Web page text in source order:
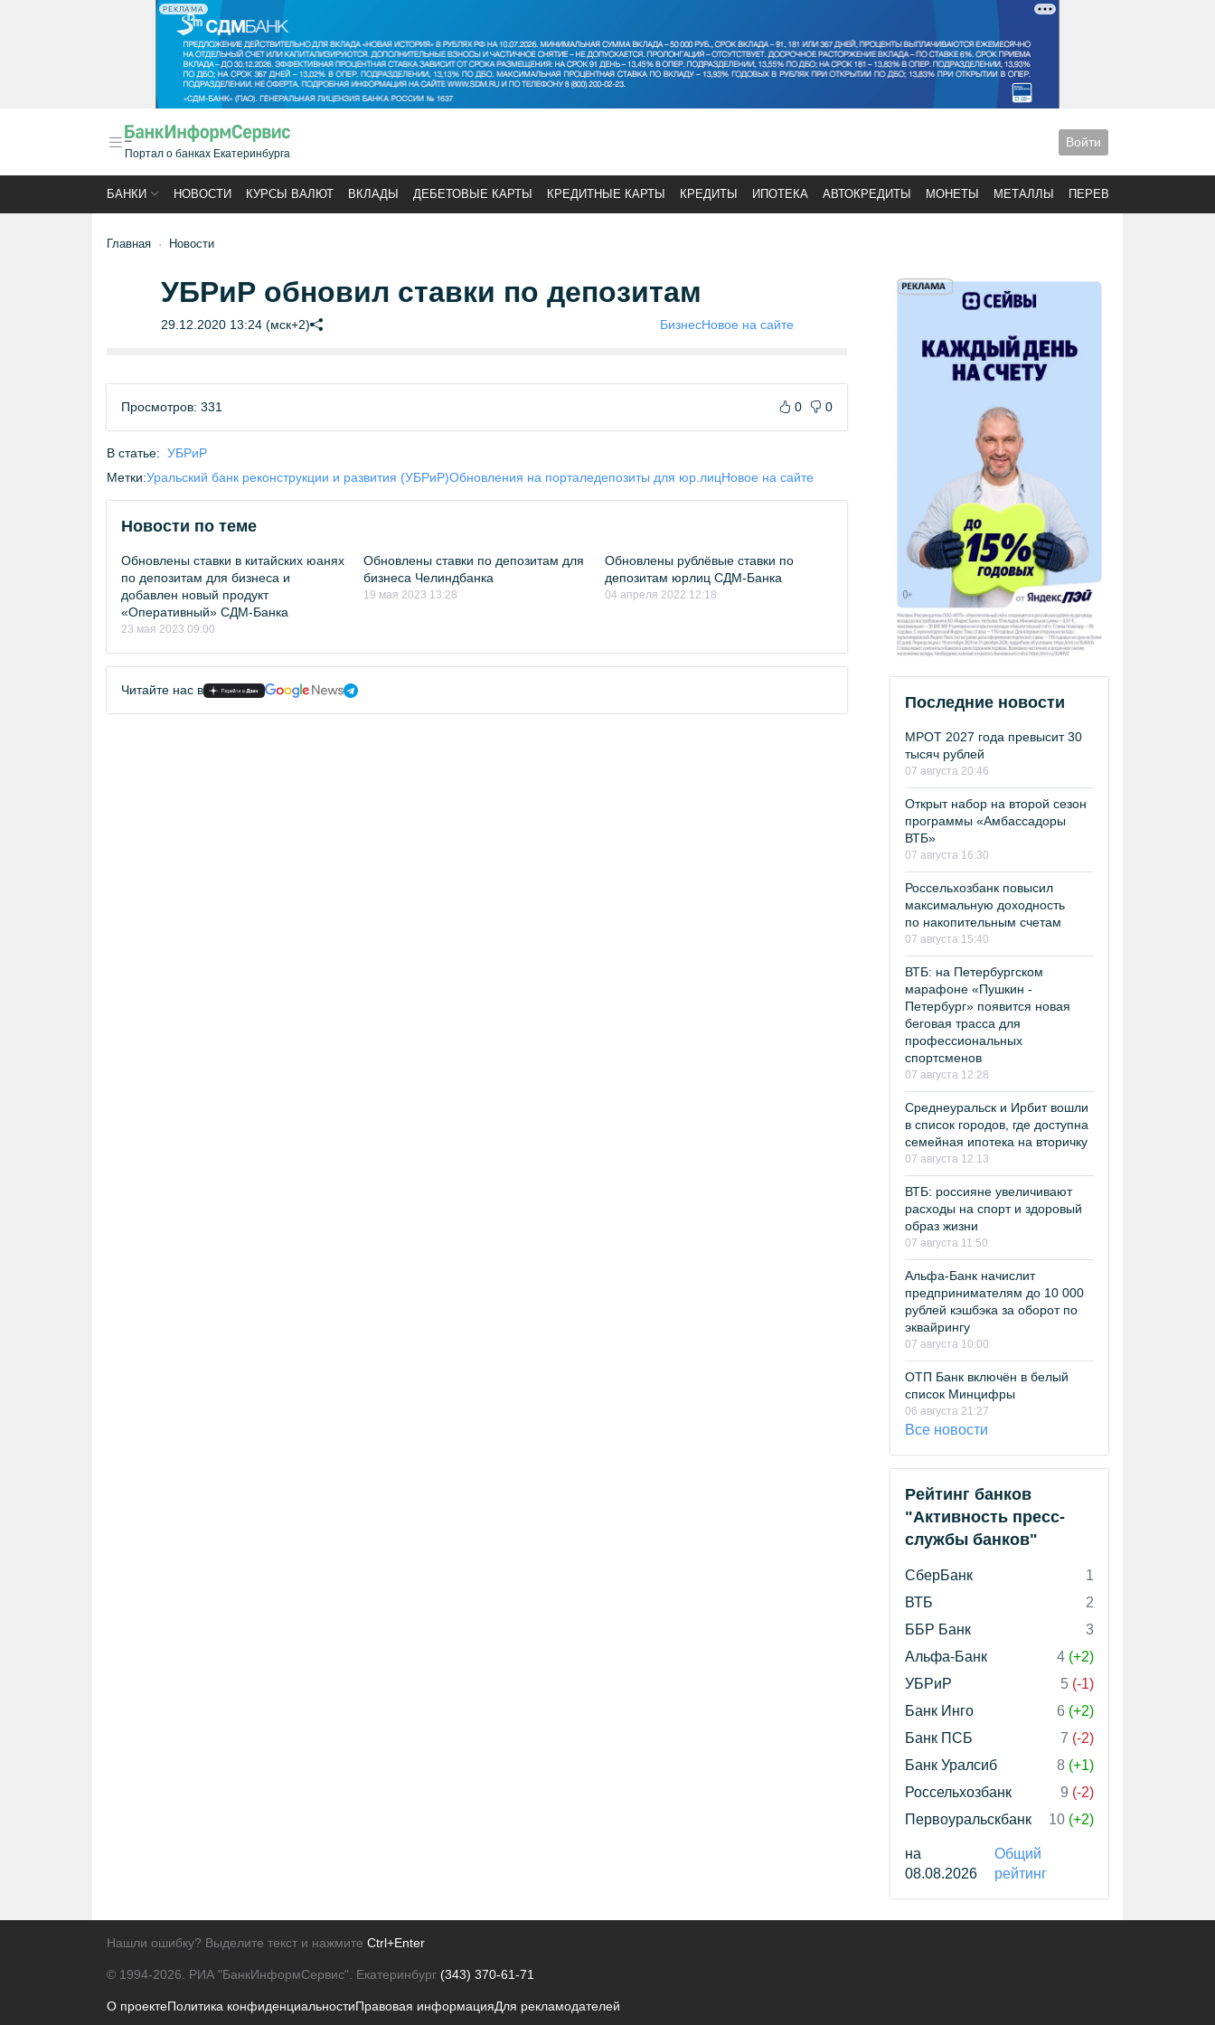
РЕКЛАМА
Портал о банках Екатеринбурга
Войти
БАНКИ НОВОСТИ КУРСЫ ВАЛЮТ ВКЛАДЫ ДЕБЕТОВЫЕ КАРТЫ КРЕДИТНЫЕ КАРТЫ КРЕДИТЫ ИПОТЕКА АВТОКРЕДИТЫ МОНЕТЫ МЕТАЛЛЫ ПЕРЕВОДЫ
Главная Новости
УБРиР обновил ставки по депозитам
29.12.2020 13:24 (мск+2) БизнесНовое на сайте
Просмотров: 331 0 0
В статье: УБРиР
Метки:Уральский банк реконструкции и развития (УБРиР)Обновления на порталедепозиты для юр.лицНовое на сайте
Новости по теме
Обновлены ставки в китайских юанях
по депозитам для бизнеса и
добавлен новый продукт
«Оперативный» СДМ-Банка
23 мая 2023 09:00
Обновлены ставки по депозитам для
бизнеса Челиндбанка
19 мая 2023 13:28
Обновлены рублёвые ставки по
депозитам юрлиц СДМ-Банка
04 апреля 2022 12:18
Читайте нас в
Последние новости
МРОТ 2027 года превысит 30
тысяч рублей
07 августа 20:46
Открыт набор на второй сезон
программы «Амбассадоры
ВТБ»
07 августа 16:30
Россельхозбанк повысил
максимальную доходность
по накопительным счетам
07 августа 15:40
ВТБ: на Петербургском
марафоне «Пушкин -
Петербург» появится новая
беговая трасса для
профессиональных
спортсменов
07 августа 12:28
Среднеуральск и Ирбит вошли
в список городов, где доступна
семейная ипотека на вторичку
07 августа 12:13
ВТБ: россияне увеличивают
расходы на спорт и здоровый
образ жизни
07 августа 11:50
Альфа-Банк начислит
предпринимателям до 10 000
рублей кэшбэка за оборот по
эквайрингу
07 августа 10:00
ОТП Банк включён в белый
список Минцифры
06 августа 21:27
Все новости
Рейтинг банков
"Активность пресс-
службы банков"
СберБанк
1
ВТБ
2
ББР Банк
3
Альфа-Банк
4 (+2)
УБРиР
5 (-1)
Банк Инго
6 (+2)
Банк ПСБ
7 (-2)
Банк Уралсиб
8 (+1)
Россельхозбанк
9 (-2)
Первоуральскбанк
10 (+2)
на
08.08.2026
Общий
рейтинг
Нашли ошибку? Выделите текст и нажмите Ctrl+Enter
© 1994-2026. РИА "БанкИнформСервис". Екатеринбург (343) 370-61-71
О проектеПолитика конфиденциальностиПравовая информацияДля рекламодателей